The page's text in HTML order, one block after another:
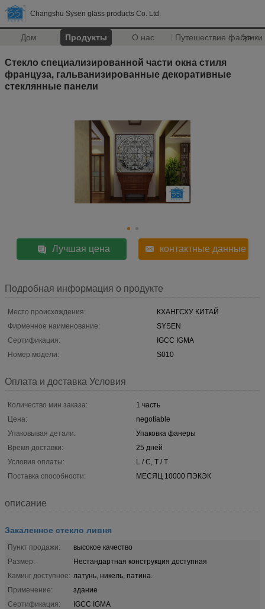
Changshu Sysen glass products Co. Ltd.
Дом Продукты О нас Путешествие фабрики
>>
Стекло специализированной части окна стиля
француза, гальванизированные декоративные
стеклянные панели
Лучшая цена контактные данные
Подробная информация о продукте
Место происхождения:
КХАНГСХУ КИТАЙ
Фирменное наименование:
SYSEN
Сертификация:
IGCC IGMA
Номер модели:
S010
Оплата и доставка Условия
Количество мин заказа:
1 часть
Цена:
negotiable
Упаковывая детали:
Упаковка фанеры
Время доставки:
25 дней
Условия оплаты:
L / C, T / T
Поставка способности:
МЕСЯЦ 10000 ПЭКЭК
описание
Закаленное стекло ливня
Пункт продажи:
высокое качество
Размер:
Нестандартная конструкция доступная
Каминг доступное: латунь, никель, патина.
Применение:
здание
Сертификация:
IGCC IGMA